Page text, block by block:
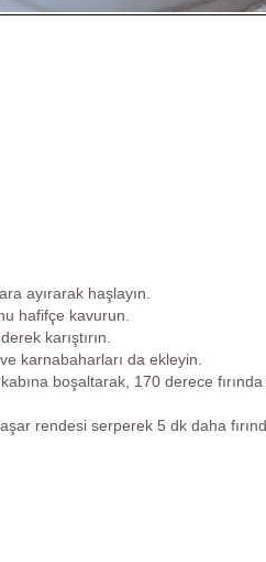
ayırarak haşlayın.
hafifçe kavurun.
karıştırın.
karnabaharları da ekleyin.
kabına boşaltarak, 170 derece
rendesi serperek 5 dk daha